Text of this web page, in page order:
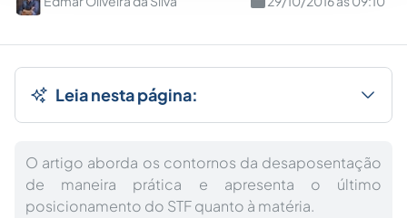
Leia nesta página:
O artigo aborda os contornos da desaposentação
de maneira prática e apresenta o último
posicionamento do STF quanto à matéria.